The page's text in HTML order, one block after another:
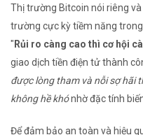
Thị trường Bitcoin nói riêng
trường cực kỳ tiềm năng
" Rủi ro càng cao thì cơ hội
giao dịch tiền điện tử thành
được lòng tham và nỗi sợ hãi
không hề khónhờ đặc tính
Để đảm bảo an toàn và hiệu